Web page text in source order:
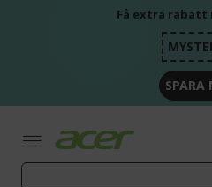
Få extra rabatt
SPARA